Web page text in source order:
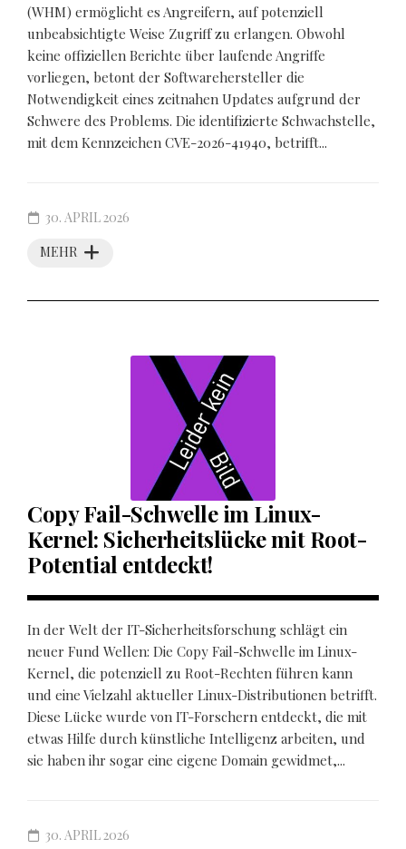
(WHM) ermöglicht es Angreifern, auf potenziell
unbeabsichtigte Weise Zugriff zu erlangen. Obwohl
keine offiziellen Berichte über laufende Angriffe
vorliegen, betont der Softwarehersteller die
Notwendigkeit eines zeitnahen Updates aufgrund der
Schwere des Problems. Die identifizierte Schwachstelle,
mit dem Kennzeichen CVE-2026-41940, betrifft...
MEHR
30. APRIL 2026
Copy Fail-Schwelle im Linux-
Kernel: Sicherheitslücke mit Root-
Potential entdeckt!
In der Welt der IT-Sicherheitsforschung schlägt ein
neuer Fund Wellen: Die Copy Fail-Schwelle im Linux-
Kernel, die potenziell zu Root-Rechten führen kann
und eine Vielzahl aktueller Linux-Distributionen betrifft.
Diese Lücke wurde von IT-Forschern entdeckt, die mit
etwas Hilfe durch künstliche Intelligenz arbeiten, und
sie haben ihr sogar eine eigene Domain gewidmet,...
30. APRIL 2026